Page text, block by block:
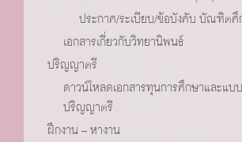
ประกาศ/ระเบียบ/ข้อบังคับ บัณฑิตศึ
เอกสารเกี่ยวกับวิทยานิพนธ์
ปริญญาตรี
ดาวน์โหลดเอกสารทุนการศึกษาและแ
ปริญญาตรี
ฝึกงาน – หางาน